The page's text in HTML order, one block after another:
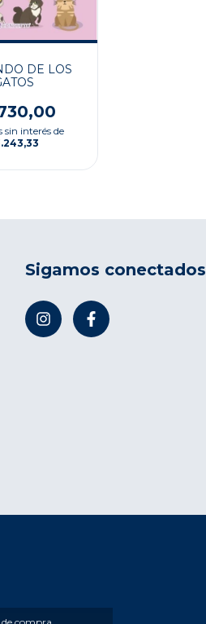
DE LOS
sin interés de
Sigamos conectados